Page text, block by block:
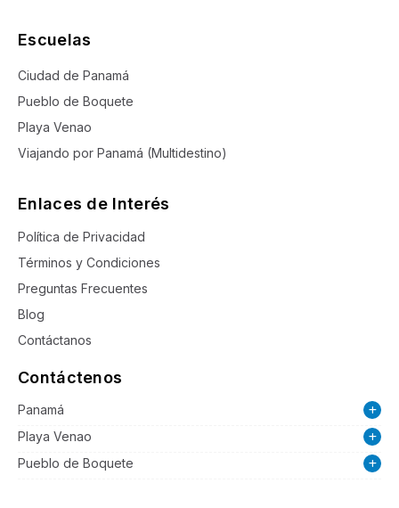
Escuelas
Ciudad de Panamá
Pueblo de Boquete
Playa Venao
Viajando por Panamá (Multidestino)
Enlaces de Interés
Política de Privacidad
Términos y Condiciones
Preguntas Frecuentes
Blog
Contáctanos
Contáctenos
Panamá
Playa Venao
Pueblo de Boquete